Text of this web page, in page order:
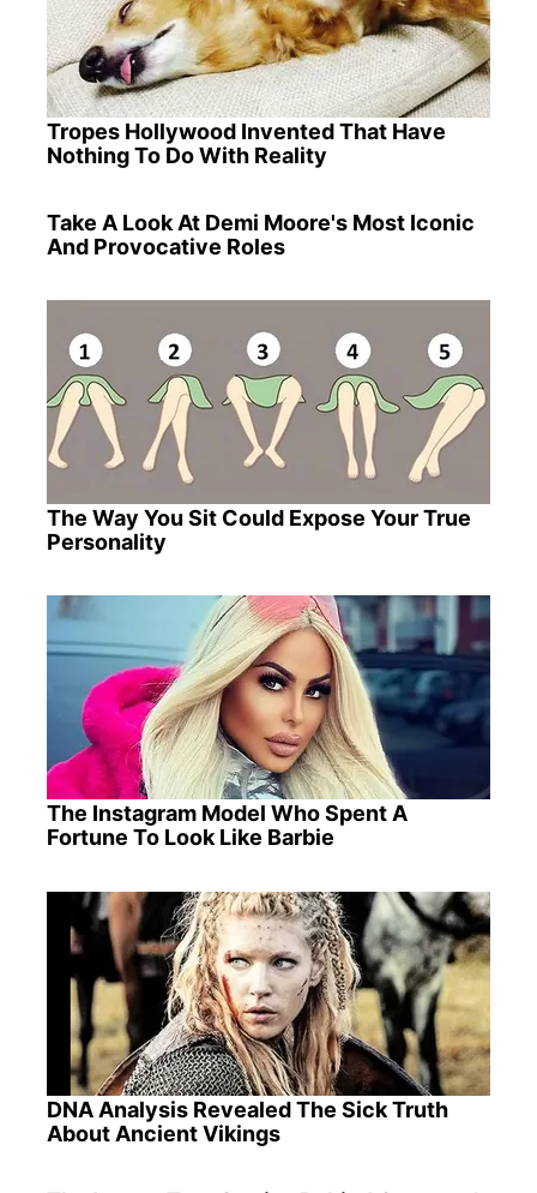
Tropes Hollywood Invented That Have
Nothing To Do With Reality
Take A Look At Demi Moore's Most Iconic
And Provocative Roles
The Way You Sit Could Expose Your True
Personality
The Instagram Model Who Spent A
Fortune To Look Like Barbie
DNA Analysis Revealed The Sick Truth
About Ancient Vikings